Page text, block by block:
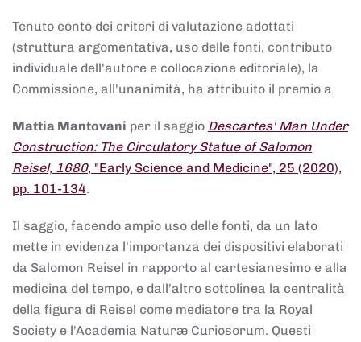
Tenuto conto dei criteri di valutazione adottati
(struttura argomentativa, uso delle fonti, contributo
individuale dell'autore e collocazione editoriale), la
Commissione, all'unanimità, ha attribuito il premio a
Mattia Mantovani per il saggio Descartes' Man Under
Construction: The Circulatory Statue of Salomon
Reisel, 1680, "Early Science and Medicine", 25 (2020),
pp. 101-134.
Il saggio, facendo ampio uso delle fonti, da un lato
mette in evidenza l'importanza dei dispositivi elaborati
da Salomon Reisel in rapporto al cartesianesimo e alla
medicina del tempo, e dall'altro sottolinea la centralità
della figura di Reisel come mediatore tra la Royal
Society e l'Academia Naturæ Curiosorum. Questi